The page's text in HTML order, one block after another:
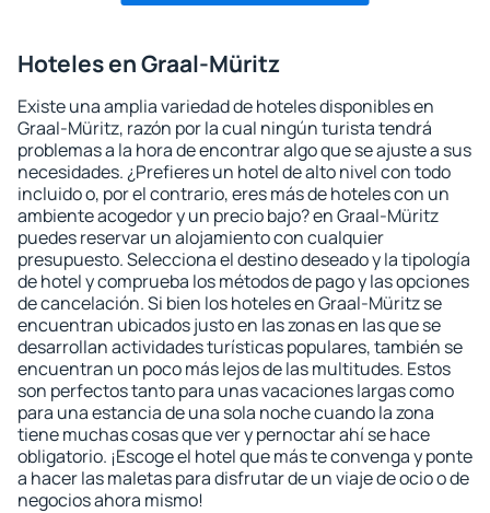
Hoteles en Graal-Müritz
Existe una amplia variedad de hoteles disponibles en
Graal-Müritz, razón por la cual ningún turista tendrá
problemas a la hora de encontrar algo que se ajuste a sus
necesidades. ¿Prefieres un hotel de alto nivel con todo
incluido o, por el contrario, eres más de hoteles con un
ambiente acogedor y un precio bajo? en Graal-Müritz
puedes reservar un alojamiento con cualquier
presupuesto. Selecciona el destino deseado y la tipología
de hotel y comprueba los métodos de pago y las opciones
de cancelación. Si bien los hoteles en Graal-Müritz se
encuentran ubicados justo en las zonas en las que se
desarrollan actividades turísticas populares, también se
encuentran un poco más lejos de las multitudes. Estos
son perfectos tanto para unas vacaciones largas como
para una estancia de una sola noche cuando la zona
tiene muchas cosas que ver y pernoctar ahí se hace
obligatorio. ¡Escoge el hotel que más te convenga y ponte
a hacer las maletas para disfrutar de un viaje de ocio o de
negocios ahora mismo!